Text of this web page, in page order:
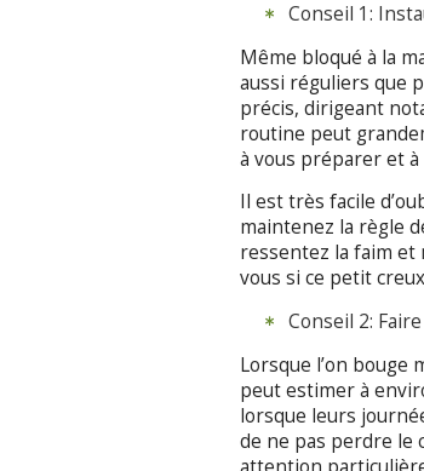
Conseil 1:
Même bloqué à la
aussi réguliers que
précis, dirigeant
routine peut
à vous préparer et
Il est très facile
maintenez la règle
ressentez la faim et
vous si ce petit
Conseil 2:
Lorsque l’on bouge
peut estimer à
lorsque leurs
de ne pas perdre le